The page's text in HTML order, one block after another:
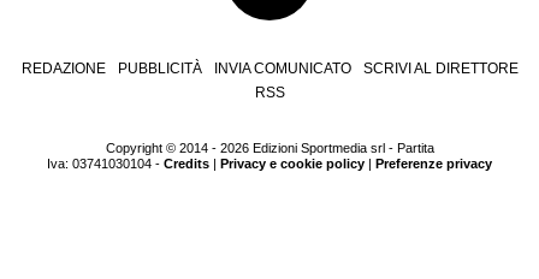
REDAZIONE PUBBLICITÀ INVIA COMUNICATO
SCRIVI AL DIRETTORE
RSS
Copyright © 2014 - 2026 Edizioni Sportmedia srl - Partita
Iva: 03741030104 - Credits | Privacy e cookie policy | Preferenze privacy